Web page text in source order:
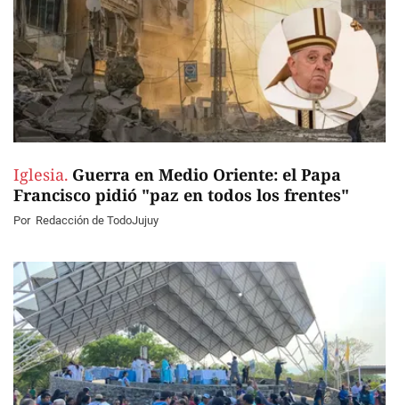
Iglesia. Guerra en Medio Oriente: el Papa
Francisco pidió "paz en todos los frentes"
Por Redacción de TodoJujuy